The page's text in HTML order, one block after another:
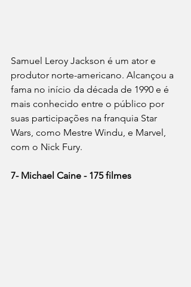
Samuel Leroy Jackson é um ator e
produtor norte-americano. Alcançou a
fama no início da década de 1990 e é
mais conhecido entre o público por
suas participações na franquia Star
Wars, como Mestre Windu, e Marvel,
com o Nick Fury.
7- Michael Caine - 175 filmes